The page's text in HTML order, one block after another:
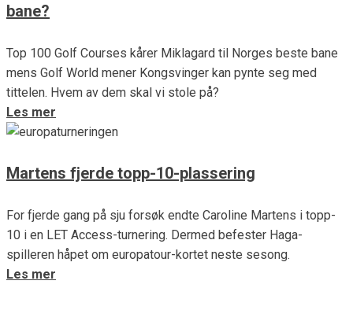
bane?
Top 100 Golf Courses kårer Miklagard til Norges beste bane
mens Golf World mener Kongsvinger kan pynte seg med
tittelen. Hvem av dem skal vi stole på?
Les mer
Martens fjerde topp-10-plassering
For fjerde gang på sju forsøk endte Caroline Martens i topp-
10 i en LET Access-turnering. Dermed befester Haga-
spilleren håpet om europatour-kortet neste sesong.
Les mer